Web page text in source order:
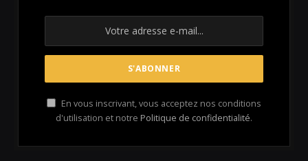
En vous inscrivant, vous acceptez nos conditions
d'utilisation et notre Politique de confidentialité.